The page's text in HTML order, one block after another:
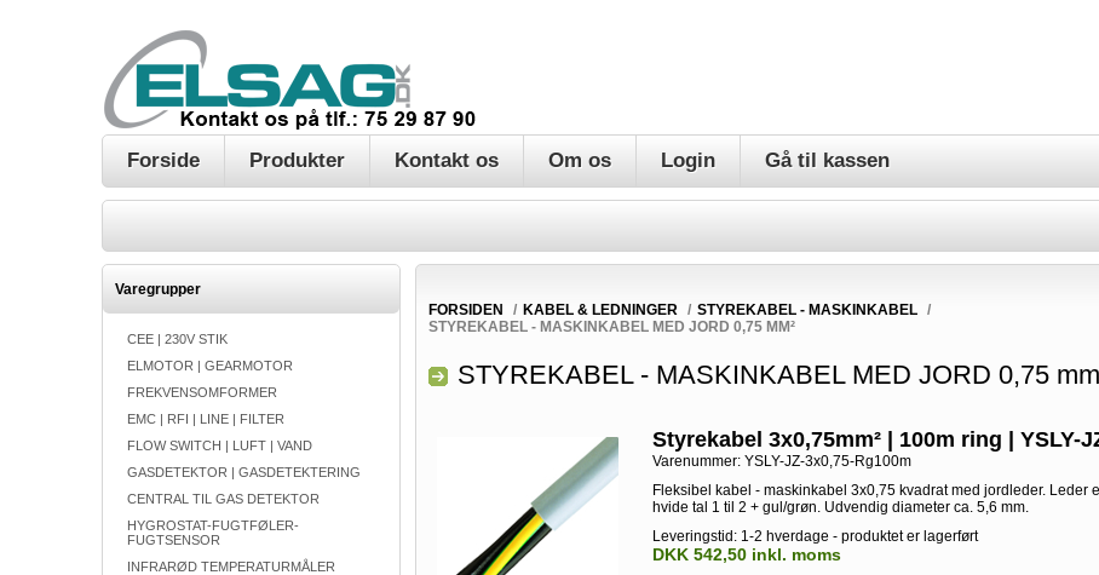
Forside Produkter Kontakt os Om os Login Gå til kassen
Varegrupper
CEE | 230V STIK
ELMOTOR | GEARMOTOR
FREKVENSOMFORMER
EMC | RFI | LINE | FILTER
FLOW SWITCH | LUFT | VAND
GASDETEKTOR | GASDETEKTERING
CENTRAL TIL GAS DETEKTOR
HYGROSTAT-FUGTFØLER-
FUGTSENSOR
INFRARØD TEMPERATURMÅLER
FORSIDEN / KABEL & LEDNINGER / STYREKABEL - MASKINKABEL /
STYREKABEL - MASKINKABEL MED JORD 0,75 MM²
STYREKABEL - MASKINKABEL MED JORD 0,75
Styrekabel 3x0,75mm² | 100m ring | YSLY-
Varenummer: YSLY-JZ-3x0,75-Rg100m
Fleksibel kabel - maskinkabel 3x0,75 kvadrat med jordleder. Leder
hvide tal 1 til 2 + gul/grøn. Udvendig diameter ca. 5,6 mm.
Leveringstid: 1-2 hverdage - produktet er lagerført
DKK 542,50 inkl. moms